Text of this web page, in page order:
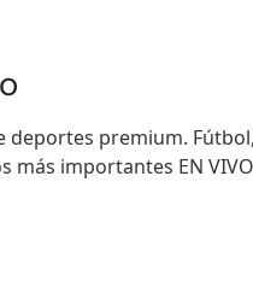
premium. Fútbol,
más importantes EN